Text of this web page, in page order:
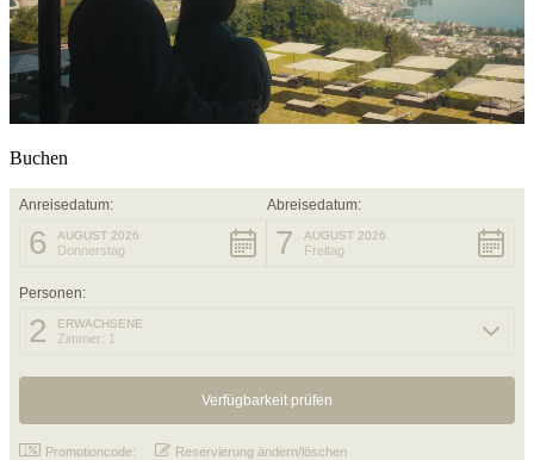
Buchen
Anreisedatum:
6 AUGUST 2026
Donnerstag
Abreisedatum:
7 AUGUST 2026
Freitag
Personen:
2 ERWACHSENE
Zimmer: 1
Promotioncode: Reservierung ändern/löschen